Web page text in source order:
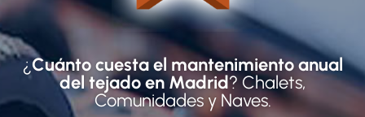
¿Cuánto cuesta el mantenimiento anual
del tejado en Madrid? Chalets,
Comunidades y Naves.